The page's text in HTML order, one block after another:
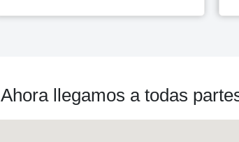
Ahora llegamos a todas